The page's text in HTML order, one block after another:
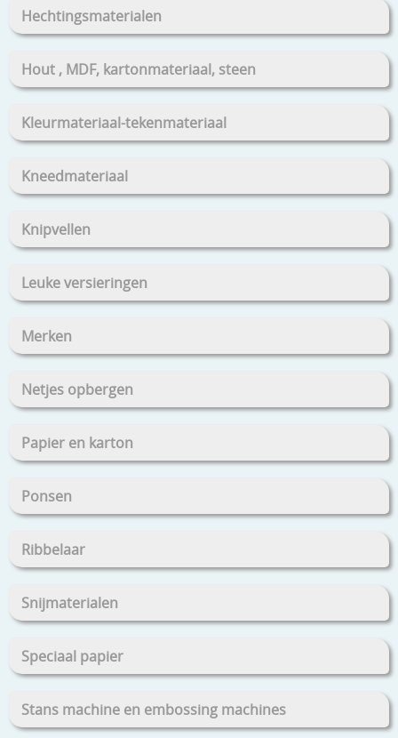
Hechtingsmaterialen
Hout , MDF, kartonmateriaal, steen
Kleurmateriaal-tekenmateriaal
Kneedmateriaal
Knipvellen
Leuke versieringen
Merken
Netjes opbergen
Papier en karton
Ponsen
Ribbelaar
Snijmaterialen
Speciaal papier
Stans machine en embossing machines